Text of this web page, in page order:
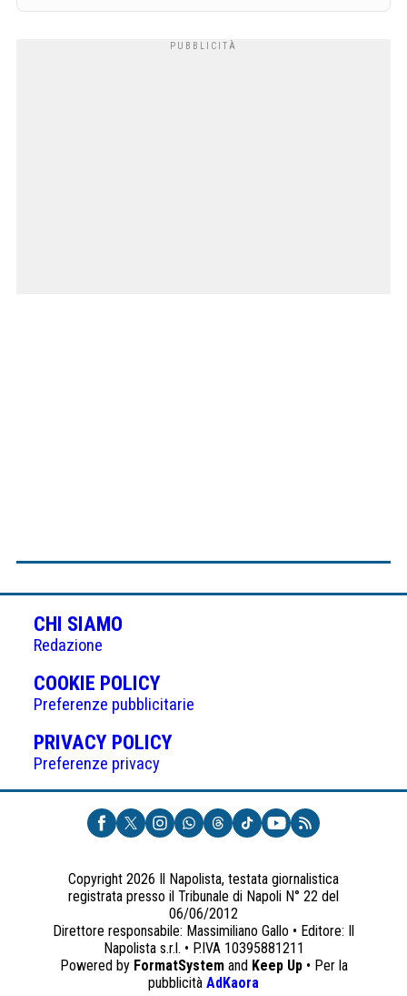
CHI SIAMO
Redazione
COOKIE POLICY(APRE
IN
UNA
NUOVA
Preferenze pubblicitarie
PRIVACY POLICY(APRE
UNA
NUOVA
SCHEDA)
Preferenze privacy
Copyright 2026 Il Napolista, testata giornalistica
registrata presso il Tribunale di Napoli N° 22 del
06/06/2012
Direttore responsabile: Massimiliano Gallo • Editore: Il
Napolista s.r.l. • P.IVA 10395881211
Powered by FormatSystemand Keep Up• Per la
pubblicità AdKaora